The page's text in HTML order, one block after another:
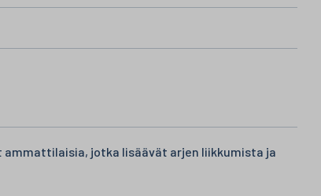
jotka lisäävät arjen liikkumista ja